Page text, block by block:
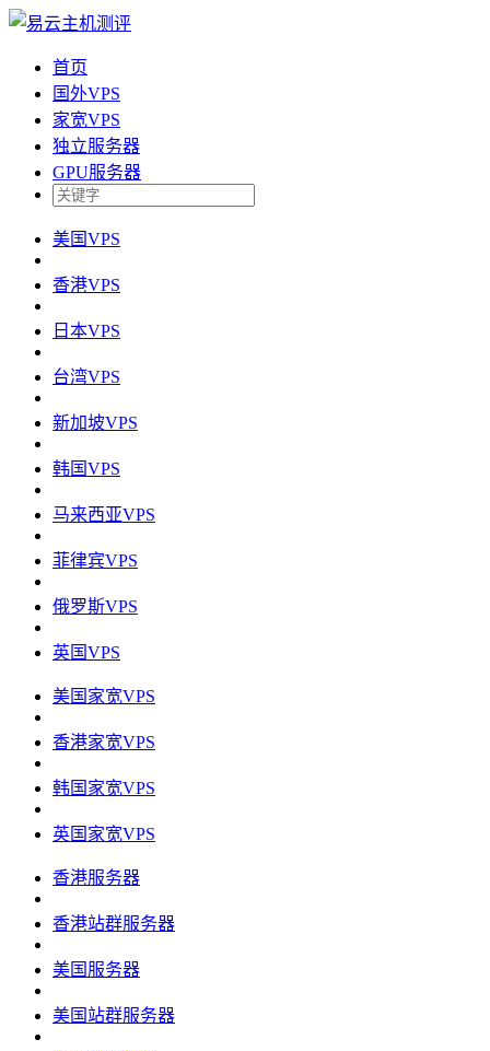
首页
国外VPS
家宽VPS
独立服务器
GPU服务器
美国VPS
香港VPS
日本VPS
台湾VPS
新加坡VPS
韩国VPS
马来西亚VPS
菲律宾VPS
俄罗斯VPS
英国VPS
美国家宽VPS
香港家宽VPS
韩国家宽VPS
英国家宽VPS
香港服务器
香港站群服务器
美国服务器
美国站群服务器